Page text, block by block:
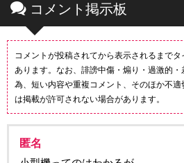
コメント掲示板
コメントが投稿されてから表示されるまで
あります。なお、誹謗中傷・煽り・過激的
為、短い内容や重複コメント、そのほか不
は掲載が許可されない場合があります。
匿名